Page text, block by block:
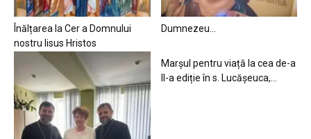
Înălțarea la Cer a Domnului
nostru Iisus Hristos
Dumnezeu…
Marșul pentru viață la cea de-a
II-a ediție în s. Lucășeuca,...